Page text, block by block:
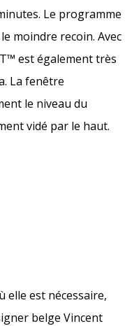
Le programme
moindre recoin. Avec
est également très
La fenêtre
le niveau du
vidé par le haut.
elle est nécessaire,
belge Vincent